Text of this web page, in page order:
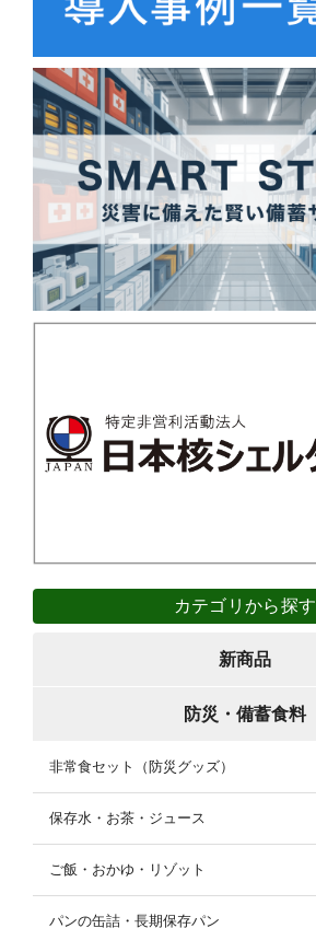
カテゴリから探す
新商品
防災・備蓄食料
非常食セット（防災グッズ）
保存水・お茶・ジュース
ご飯・おかゆ・リゾット
パンの缶詰・長期保存パン